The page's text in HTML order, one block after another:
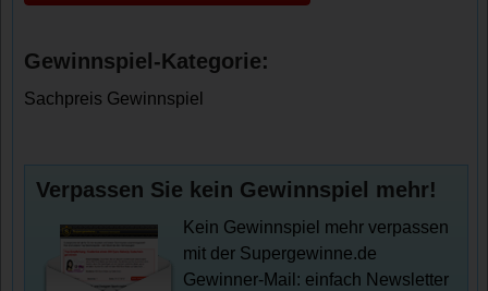
Gewinnspiel-Kategorie:
Sachpreis Gewinnspiel
Verpassen Sie kein Gewinnspiel mehr!
Kein Gewinnspiel mehr verpassen
mit der Supergewinne.de
Gewinner-Mail: einfach Newsletter